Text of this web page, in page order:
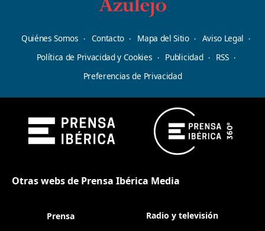
Quiénes Somos Contacto Mapa del Sitio
Aviso Legal
Política de Privacidad y Cookies
Publicidad
RSS
Preferencias de Privacidad
Otras webs de Prensa Ibérica Media
Prensa Radio y televisión